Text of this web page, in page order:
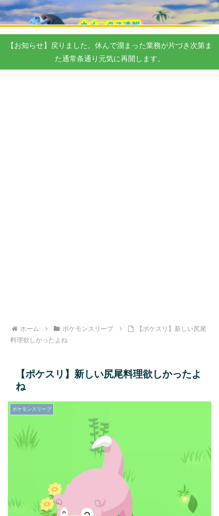
【お知らせ】戻りました。休んで溜まった業務が片づき次第ま
た通常条通り元気に再開します。
ホーム ポケモンスリープ
【ポケスリ】新しい尻尾
料理欲しかったよね
【ポケスリ】新しい尻尾料理欲しかったよ
ね
ポケモンスリープ